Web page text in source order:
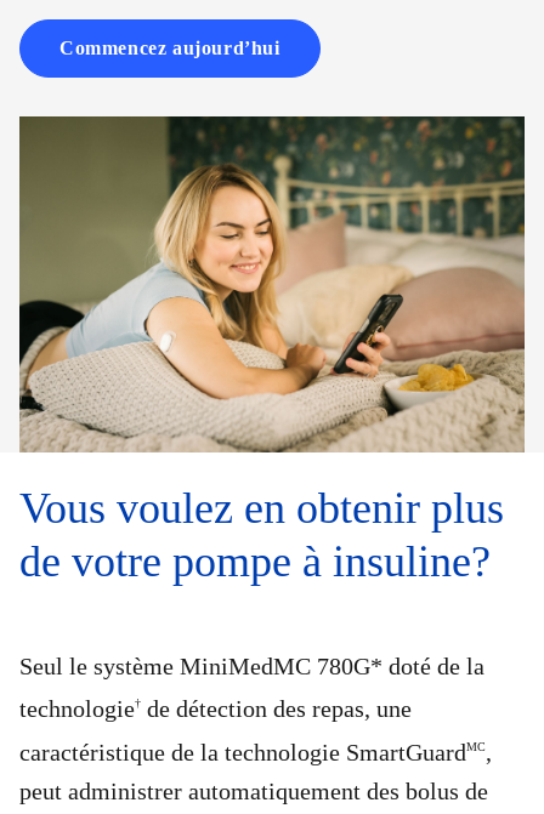
Commencez aujourd’hui
Vous voulez en obtenir plus
de votre pompe à insuline?
Seul le système MiniMedMC 780G* doté de la
technologie† de détection des repas, une
caractéristique de la technologie SmartGuardMC,
peut administrer automatiquement des bolus de